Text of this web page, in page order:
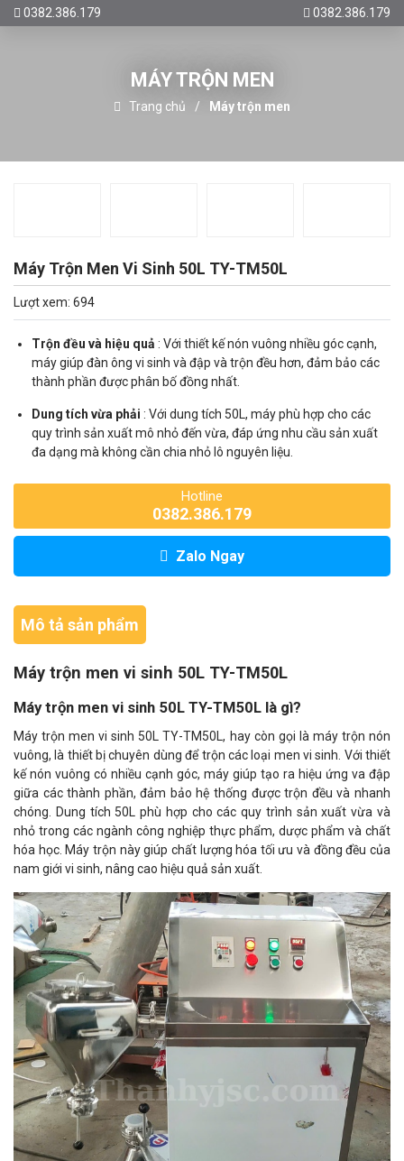
0382.386.179 0382.386.179
MÁY TRỘN MEN
Trang chủ Máy trộn men
Máy Trộn Men Vi Sinh 50L TY-TM50L
Lượt xem: 694
Trộn đều và hiệu quả : Với thiết kế nón vuông nhiều góc cạnh,
máy giúp đàn ông vi sinh và đập và trộn đều hơn, đảm bảo các
thành phần được phân bố đồng nhất.
Dung tích vừa phải : Với dung tích 50L, máy phù hợp cho các
quy trình sản xuất mô nhỏ đến vừa, đáp ứng nhu cầu sản xuất
đa dạng mà không cần chia nhỏ lô nguyên liệu.
Hotline
0382.386.179
Zalo Ngay
Mô tả sản phẩm
Máy trộn men vi sinh 50L TY-TM50L
Máy trộn men vi sinh 50L TY-TM50L là gì?
Máy trộn men vi sinh 50L TY-TM50L, hay còn gọi là máy trộn nón
vuông, là thiết bị chuyên dùng để trộn các loại men vi sinh. Với thiết
kế nón vuông có nhiều cạnh góc, máy giúp tạo ra hiệu ứng va đập
giữa các thành phần, đảm bảo hệ thống được trộn đều và nhanh
chóng. Dung tích 50L phù hợp cho các quy trình sản xuất vừa và
nhỏ trong các ngành công nghiệp thực phẩm, dược phẩm và chất
hóa học. Máy trộn này giúp chất lượng hóa tối ưu và đồng đều của
nam giới vi sinh, nâng cao hiệu quả sản xuất.